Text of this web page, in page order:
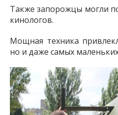
Также запорожцы могли
кинологов.
Мощная техника
но и даже самых